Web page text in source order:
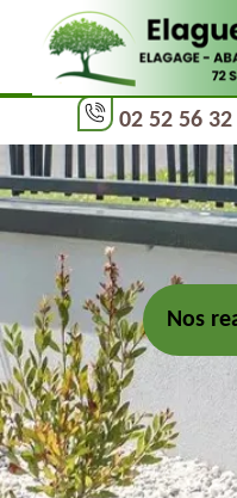
02 52 56 32
Nos